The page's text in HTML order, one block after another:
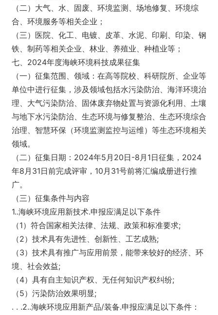
（二）大气、水、固废、环境监测、场地修复、环境综
合、环境服务等相关企业；
（三）医院、化工、电镀、皮革、水泥、印刷、印染、钢
铁、制药等相关企业、林业、养殖业、种植业等；
七、2024年度海峡环境科技成果征集
（一）征集范围、领域：在高等院校、科研院所、企业等
单位中进行征集，涉及领域包括水污染防治、海洋环境治
理、大气污染防治、固体废弃物处置与资源化利用、土壤
与地下水污染防治、生态环境与修复整治、生态环境综合
治理、智慧环保（环境监测监控与运维）等生态环境相关
领域。
（二）征集日期：2024年5月20日-8月1日征集，2024
年8月31日前完成评审，10月31号前将汇编成册进行推
广。
（三）征集条件与内容
1..海峡环境应用新技术.申报应满足以下条件
（1）符合国家相关法律、法规、政策和标准要求;
（2）技术具有先进性、创新性、工艺成熟;
（3）技术具有推广与应用前景，能带来较好的经济、环
境、社会效益;
（4）具有自主知识产权、无任何知识产权纠纷;
（5）污染防治效果明显;
. . .2..海峡环境应用新产品/装备.申报应满足以下条件：